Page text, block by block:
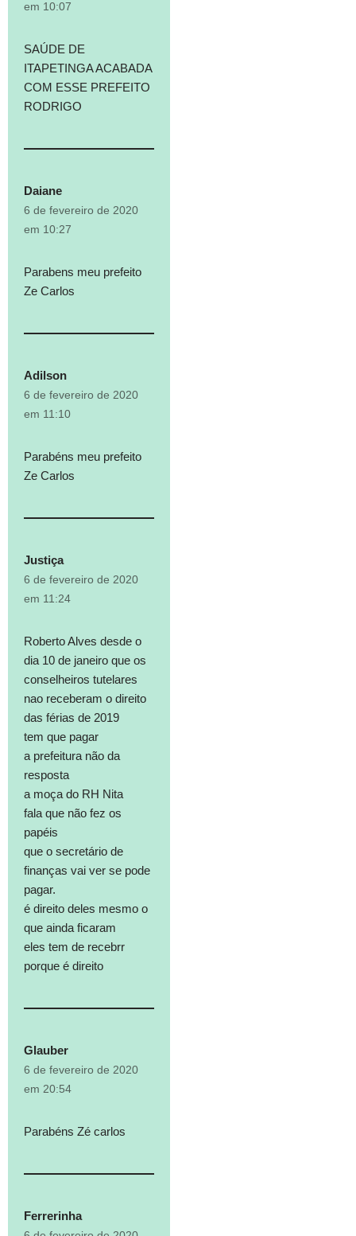
em 10:07
SAÚDE DE
ITAPETINGA ACABADA
COM ESSE PREFEITO
RODRIGO
Daiane
6 de fevereiro de 2020
em 10:27
Parabens meu prefeito
Ze Carlos
Adilson
6 de fevereiro de 2020
em 11:10
Parabéns meu prefeito
Ze Carlos
Justiça
6 de fevereiro de 2020
em 11:24
Roberto Alves desde o
dia 10 de janeiro que os
conselheiros tutelares
nao receberam o direito
das férias de 2019
tem que pagar
a prefeitura não da
resposta
a moça do RH Nita
fala que não fez os
papéis
que o secretário de
finanças vai ver se pode
pagar.
é direito deles mesmo o
que ainda ficaram
eles tem de recebrr
porque é direito
Glauber
6 de fevereiro de 2020
em 20:54
Parabéns Zé carlos
Ferrerinha